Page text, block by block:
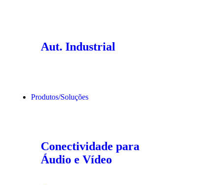
Aut. Industrial
Produtos/Soluções
Conectividade para
Áudio e Vídeo